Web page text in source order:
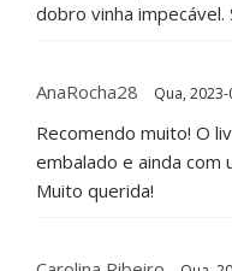
dobro vinha
AnaRocha28 Qua,
Recomendo muito! O
embalado e ainda
Muito querida!